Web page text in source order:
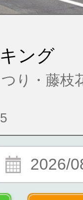
ング
り・藤枝
2026/